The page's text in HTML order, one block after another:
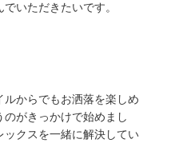
いただきたいです。
からでもお洒落を楽しめ
がきっかけで始めまし
ックスを一緒に解決してい